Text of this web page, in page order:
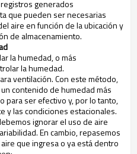
generados
que pueden ser necesarias
aire en función de la ubicación y
de almacenamiento.
la humedad, o más
la humedad.
ventilación. Con este método,
contenido de humedad más
para ser efectivo y, por lo tanto,
y las condiciones estacionales.
ignorar el uso de aire
En cambio, repasemos
que ingresa o ya está dentro